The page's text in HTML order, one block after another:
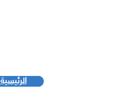
الرئيسية